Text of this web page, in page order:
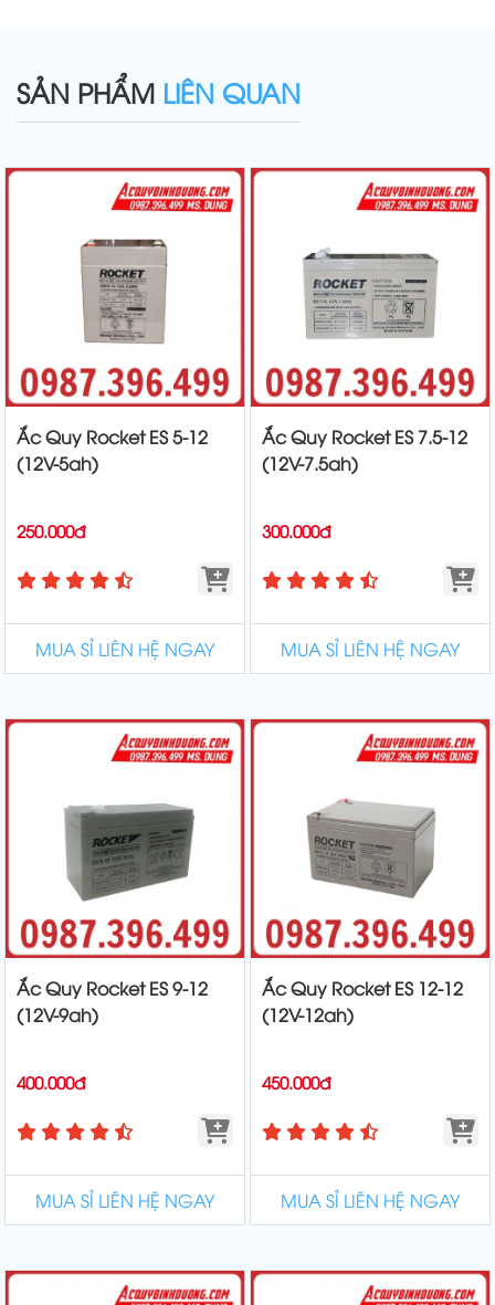
SẢN PHẨM LIÊN QUAN
Ắc Quy Rocket ES 5-12
(12V-5ah)
250.000đ
MUA SỈ LIÊN HỆ NGAY
Ắc Quy Rocket ES 7.5-12
(12V-7.5ah)
300.000đ
MUA SỈ LIÊN HỆ NGAY
Ắc Quy Rocket ES 9-12
(12V-9ah)
400.000đ
MUA SỈ LIÊN HỆ NGAY
Ắc Quy Rocket ES 12-12
(12V-12ah)
450.000đ
MUA SỈ LIÊN HỆ NGAY